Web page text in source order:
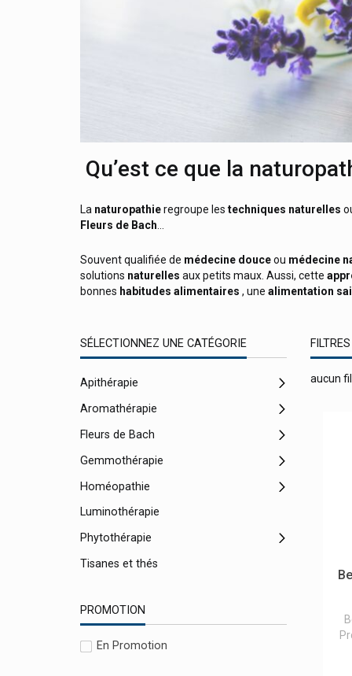
Qu’est ce que la
La naturopathieregroupe les techniques naturelles
Fleurs de Bach
Souvent qualifiée de médecine douceou médecine
solutions naturelles aux petits maux. Aussi, cette
bonnes habitudes alimentaires , une alimentation
SÉLECTIONNEZ UNE CATÉGORIE
Apithérapie
Aromathérapie
Fleurs de Bach
Gemmothérapie
Homéopathie
Luminothérapie
Phytothérapie
Tisanes et thés
PROMOTION
En Promotion
aucun